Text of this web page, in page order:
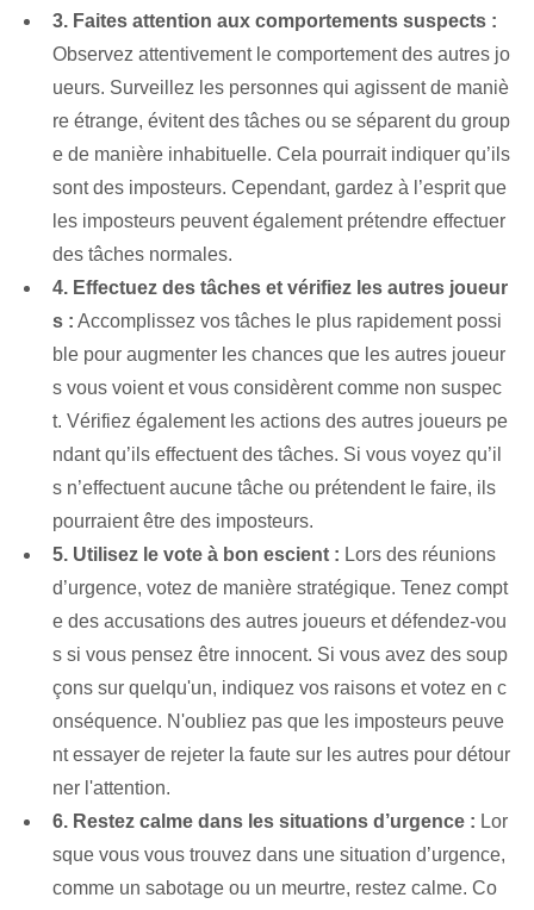
3. Faites attention aux comportements suspects :
Observez attentivement le comportement des autres jo
ueurs. Surveillez les personnes qui agissent de maniè
re étrange, évitent des tâches ou se séparent du group
e de manière inhabituelle. Cela pourrait indiquer qu’ils
sont des imposteurs. Cependant, gardez à l’esprit que
les imposteurs peuvent également prétendre effectuer
des tâches normales.
4. Effectuez des tâches et vérifiez les autres joueur
s : Accomplissez vos tâches le plus rapidement possi
ble pour augmenter les chances que les autres joueur
s vous voient et vous considèrent comme non suspec
t. Vérifiez également les actions des autres joueurs pe
ndant qu’ils effectuent des tâches. Si vous voyez qu’il
s n’effectuent aucune tâche ou prétendent le faire, ils
pourraient être des imposteurs.
5. Utilisez le vote à bon escient : Lors des réunions
d’urgence, votez de manière stratégique. Tenez compt
e des accusations des autres joueurs et défendez-vou
s si vous pensez être innocent. Si vous avez des soup
çons sur quelqu'un, indiquez vos raisons et votez en c
onséquence. N'oubliez pas que les imposteurs peuve
nt essayer de rejeter la faute sur les autres pour détour
ner l'attention.
6. Restez calme dans les situations d’urgence : Lor
sque vous vous trouvez dans une situation d’urgence,
comme un sabotage ou un meurtre, restez calme. Co